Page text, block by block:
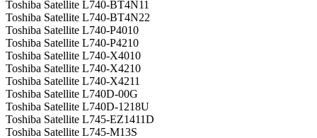
Toshiba Satellite L740-BT4N11
Toshiba Satellite L740-BT4N22
Toshiba Satellite L740-P4010
Toshiba Satellite L740-P4210
Toshiba Satellite L740-X4010
Toshiba Satellite L740-X4210
Toshiba Satellite L740-X4211
Toshiba Satellite L740D-00G
Toshiba Satellite L740D-1218U
Toshiba Satellite L745-EZ1411D
Toshiba Satellite L745-M13S